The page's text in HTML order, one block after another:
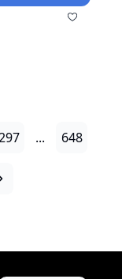
... 648